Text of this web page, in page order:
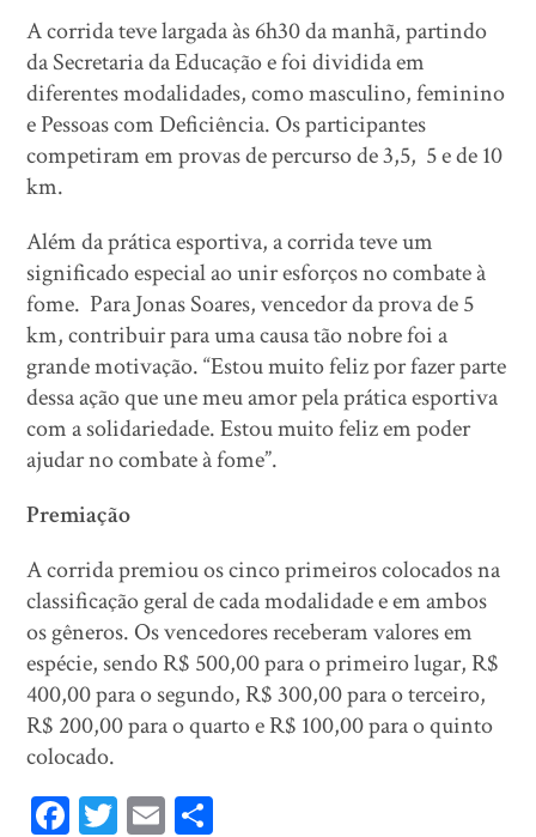
A corrida teve largada às 6h30 da manhã, partindo
da Secretaria da Educação e foi dividida em
diferentes modalidades, como masculino, feminino
e Pessoas com Deficiência. Os participantes
competiram em provas de percurso de 3,5, 5 e de 10
km.
Além da prática esportiva, a corrida teve um
significado especial ao unir esforços no combate à
fome. Para Jonas Soares, vencedor da prova de 5
km, contribuir para uma causa tão nobre foi a
grande motivação. “Estou muito feliz por fazer parte
dessa ação que une meu amor pela prática esportiva
com a solidariedade. Estou muito feliz em poder
ajudar no combate à fome”.
Premiação
A corrida premiou os cinco primeiros colocados na
classificação geral de cada modalidade e em ambos
os gêneros. Os vencedores receberam valores em
espécie, sendo R$ 500,00 para o primeiro lugar, R$
400,00 para o segundo, R$ 300,00 para o terceiro,
R$ 200,00 para o quarto e R$ 100,00 para o quinto
colocado.
Fa T E